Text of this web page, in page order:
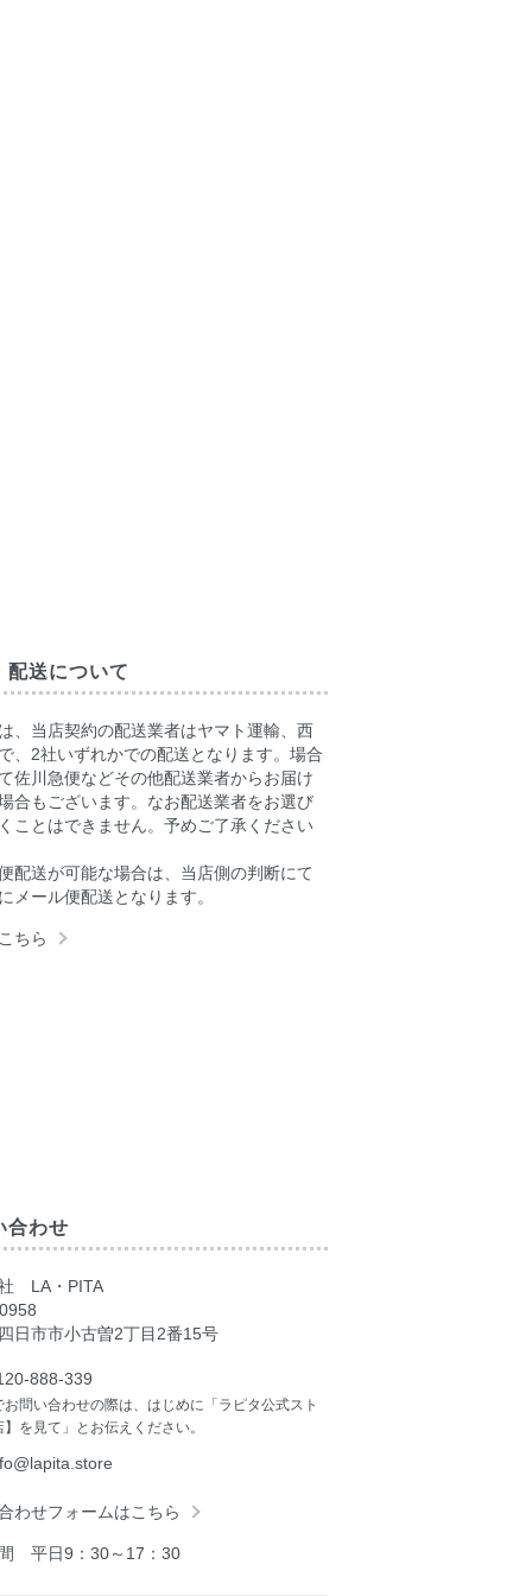
配送について
、当店契約の配送業者はヤマト運輸、西
、2社いずれかでの配送となります。場合
佐川急便などその他配送業者からお届け
合もございます。なお配送業者をお選び
ことはできません。予めご了承ください
配送が可能な場合は、当店側の判断にて
メール便配送となります。
ちら
合わせ
LA・PITA
日市市小古曽2丁目2番15号
888-339
問い合わせの際は、はじめに「ラピタ公式スト
を見て」とお伝えください。
わせフォームはこちら
平日9：30～17：30